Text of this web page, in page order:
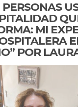
PERSONAS
MI
POR